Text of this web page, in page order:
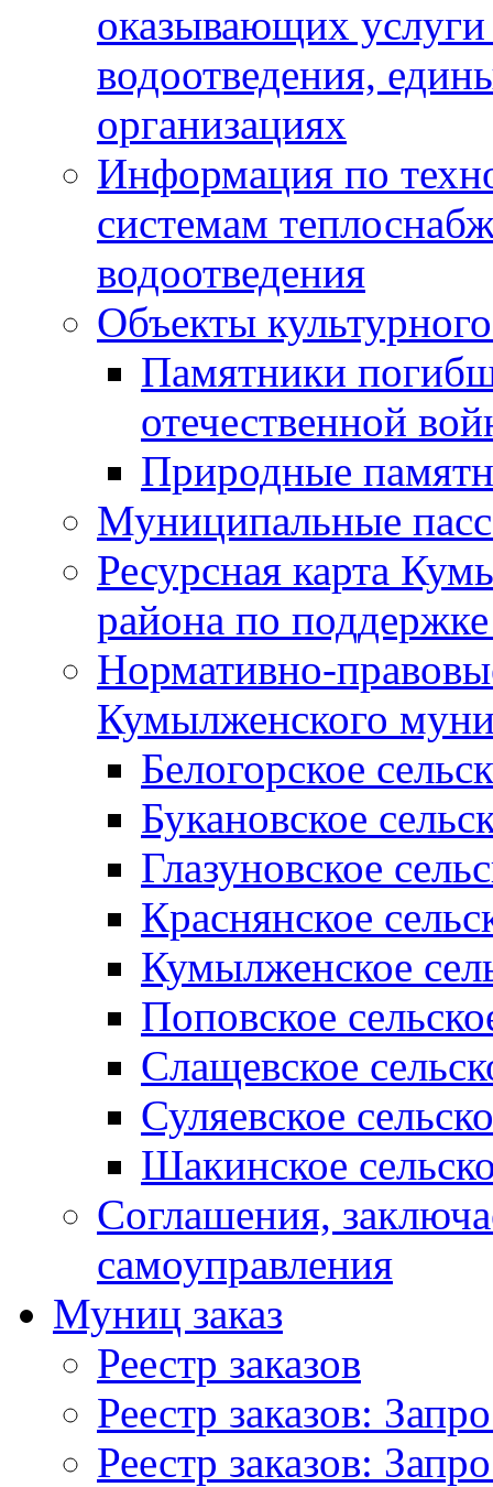
оказывающих
водоотведения,
организациях
Информация по
системам
водоотведения
Объекты
Памятники
отечественной
Природные
Муниципальные
Ресурсная карта
района по
Нормативно-
Кумылженского
Белогорское
Букановское
Глазуновское
Краснянское
Кумылженское
Поповское
Слащевское
Суляевское
Шакинское
Соглашения,
самоуправления
Муниц заказ
Реестр заказов
Реестр заказов:
Реестр заказов: